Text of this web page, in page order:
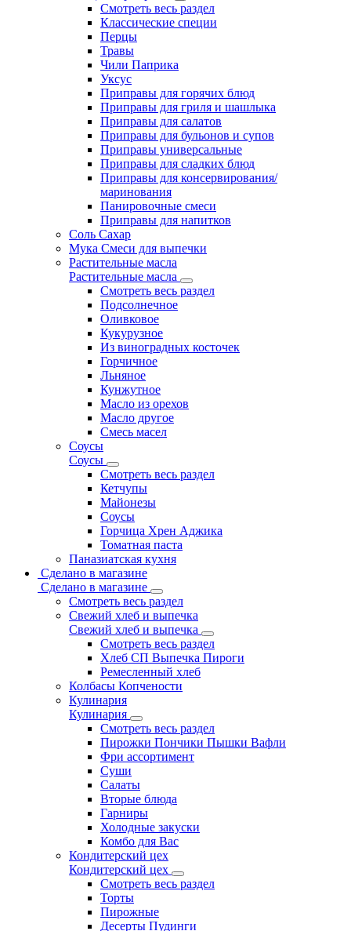
Смотреть весь раздел
Классические специи
Перцы
Травы
Чили Паприка
Уксус
Приправы для горячих блюд
Приправы для гриля и шашлыка
Приправы для салатов
Приправы для бульонов и супов
Приправы универсальные
Приправы для сладких блюд
Приправы для консервирования/
маринования
Панировочные смеси
Приправы для напитков
Соль Сахар
Мука Смеси для выпечки
Растительные масла
Растительные масла
Смотреть весь раздел
Подсолнечное
Оливковое
Кукурузное
Из виноградных косточек
Горчичное
Льняное
Кунжутное
Масло из орехов
Масло другое
Смесь масел
Соусы
Соусы
Смотреть весь раздел
Кетчупы
Майонезы
Соусы
Горчица Хрен Аджика
Томатная паста
Паназиатская кухня
Сделано в магазине
Сделано в магазине
Смотреть весь раздел
Свежий хлеб и выпечка
Свежий хлеб и выпечка
Смотреть весь раздел
Хлеб СП Выпечка Пироги
Ремесленный хлеб
Колбасы Копчености
Кулинария
Кулинария
Смотреть весь раздел
Пирожки Пончики Пышки Вафли
Фри ассортимент
Суши
Салаты
Вторые блюда
Гарниры
Холодные закуски
Комбо для Вас
Кондитерский цех
Кондитерский цех
Смотреть весь раздел
Торты
Пирожные
Десерты Пудинги